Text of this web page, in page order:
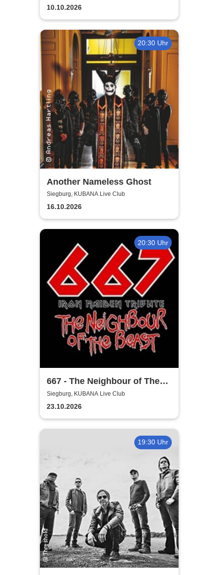
10.10.2026
20:30 Uhr
Another Nameless Ghost
Siegburg, KUBANA Live Club
16.10.2026
20:30 Uhr
667 - The Neighbour of The
Beast
Siegburg, KUBANA Live Club
23.10.2026
19:30 Uhr